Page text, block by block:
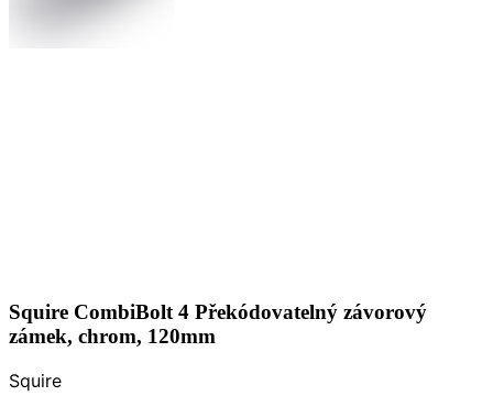
Squire CombiBolt 4 Překódovatelný závorový
zámek, chrom, 120mm
Squire